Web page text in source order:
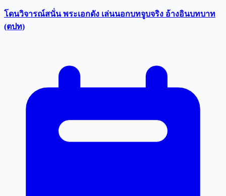
โดนวิจารณ์สนั่น พระเอกดัง เล่นนอกบทจูบจริง อ้างอินบทบาท
(ตปท)